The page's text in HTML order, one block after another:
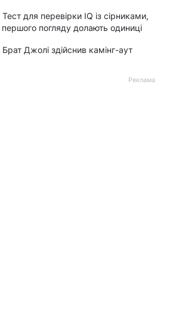
Тест для перевірки IQ із сірниками,
першого погляду долають одиниці
Брат Джолі здійснив камінг-аут
Реклама